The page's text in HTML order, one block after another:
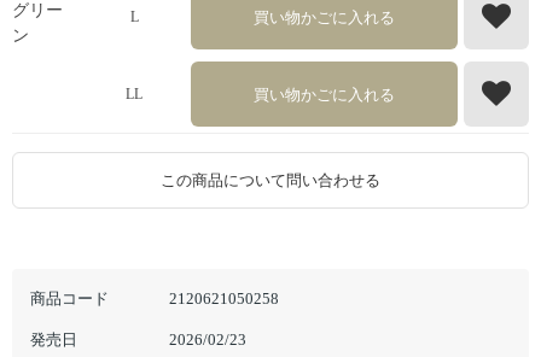
商品コード 2120621050258
発売日 2026/02/23
グリー
ン
L 買い物かごに入れる
LL 買い物かごに入れる
この商品について問い合わせる